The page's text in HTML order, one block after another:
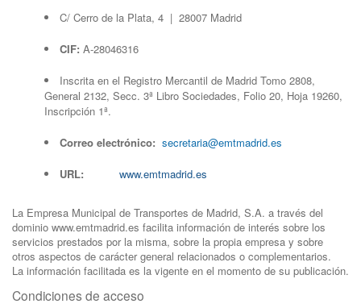
C/ Cerro de la Plata, 4 | 28007 Madrid
CIF: A-28046316
Inscrita en el Registro Mercantil de Madrid Tomo 2808,
General 2132, Secc. 3ª Libro Sociedades, Folio 20, Hoja 19260,
Inscripción 1ª.
Correo electrónico: secretaria@emtmadrid.es
URL: www.emtmadrid.es
La Empresa Municipal de Transportes de Madrid, S.A. a través del
dominio www.emtmadrid.es facilita información de interés sobre los
servicios prestados por la misma, sobre la propia empresa y sobre
otros aspectos de carácter general relacionados o complementarios.
La información facilitada es la vigente en el momento de su publicación.
Condiciones de acceso